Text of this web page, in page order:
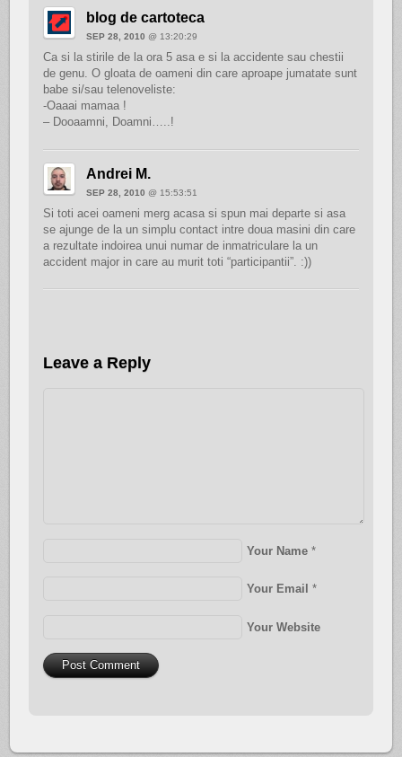
blog de cartoteca
SEP 28, 2010 @ 13:20:29
Ca si la stirile de la ora 5 asa e si la accidente sau chestii
de genu. O gloata de oameni din care aproape jumatate sunt
babe si/sau telenoveliste:
-Oaaai mamaa !
– Dooaamni, Doamni…..!
Andrei M.
SEP 28, 2010 @ 15:53:51
Si toti acei oameni merg acasa si spun mai departe si asa
se ajunge de la un simplu contact intre doua masini din care
a rezultate indoirea unui numar de inmatriculare la un
accident major in care au murit toti “participantii”. :))
Leave a Reply
Your Name *
Your Email *
Your Website